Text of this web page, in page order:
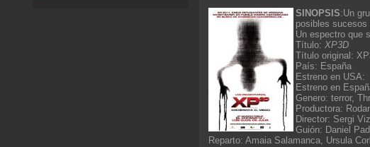
SINOPSIS:Un
posibles sucesos
Un espectro que
Título: XP3D
Título original:
País: España
Estreno en USA:
Estreno en
Genero: terror,
Productora:
Director: Sergi
Guión: Daniel
Reparto: Amaia Salamanca, Ursula